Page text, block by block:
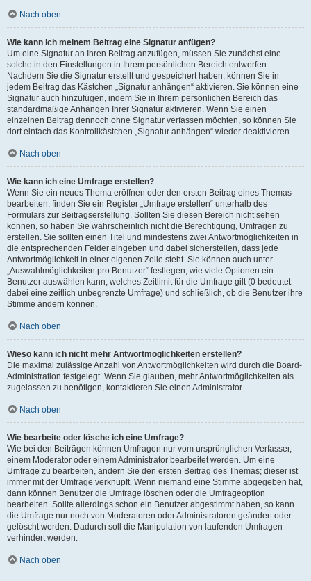
Nach oben
Wie kann ich meinem Beitrag eine Signatur anfügen?
Um eine Signatur an Ihren Beitrag anzufügen, müssen Sie zunächst eine
solche in den Einstellungen in Ihrem persönlichen Bereich entwerfen.
Nachdem Sie die Signatur erstellt und gespeichert haben, können Sie in
jedem Beitrag das Kästchen „Signatur anhängen“ aktivieren. Sie können eine
Signatur auch hinzufügen, indem Sie in Ihrem persönlichen Bereich das
standardmäßige Anhängen Ihrer Signatur aktivieren. Wenn Sie einen
einzelnen Beitrag dennoch ohne Signatur verfassen möchten, so können Sie
dort einfach das Kontrollkästchen „Signatur anhängen“ wieder deaktivieren.
Nach oben
Wie kann ich eine Umfrage erstellen?
Wenn Sie ein neues Thema eröffnen oder den ersten Beitrag eines Themas
bearbeiten, finden Sie ein Register „Umfrage erstellen“ unterhalb des
Formulars zur Beitragserstellung. Sollten Sie diesen Bereich nicht sehen
können, so haben Sie wahrscheinlich nicht die Berechtigung, Umfragen zu
erstellen. Sie sollten einen Titel und mindestens zwei Antwortmöglichkeiten in
die entsprechenden Felder eingeben und dabei sicherstellen, dass jede
Antwortmöglichkeit in einer eigenen Zeile steht. Sie können auch unter
„Auswahlmöglichkeiten pro Benutzer“ festlegen, wie viele Optionen ein
Benutzer auswählen kann, welches Zeitlimit für die Umfrage gilt (0 bedeutet
dabei eine zeitlich unbegrenzte Umfrage) und schließlich, ob die Benutzer ihre
Stimme ändern können.
Nach oben
Wieso kann ich nicht mehr Antwortmöglichkeiten erstellen?
Die maximal zulässige Anzahl von Antwortmöglichkeiten wird durch die Board-
Administration festgelegt. Wenn Sie glauben, mehr Antwortmöglichkeiten als
zugelassen zu benötigen, kontaktieren Sie einen Administrator.
Nach oben
Wie bearbeite oder lösche ich eine Umfrage?
Wie bei den Beiträgen können Umfragen nur vom ursprünglichen Verfasser,
einem Moderator oder einem Administrator bearbeitet werden. Um eine
Umfrage zu bearbeiten, ändern Sie den ersten Beitrag des Themas; dieser ist
immer mit der Umfrage verknüpft. Wenn niemand eine Stimme abgegeben hat,
dann können Benutzer die Umfrage löschen oder die Umfrageoption
bearbeiten. Sollte allerdings schon ein Benutzer abgestimmt haben, so kann
die Umfrage nur noch von Moderatoren oder Administratoren geändert oder
gelöscht werden. Dadurch soll die Manipulation von laufenden Umfragen
verhindert werden.
Nach oben